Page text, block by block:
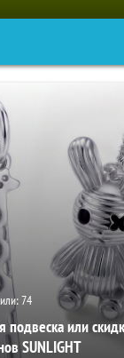
74
подвеска или
SUNLIGHT